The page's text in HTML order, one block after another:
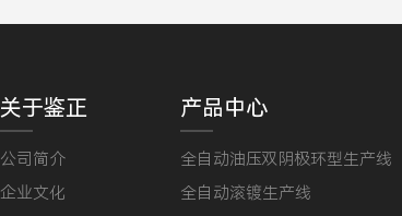
关于鉴正
公司简介
企业文化
产品中心
全自动油压双阴极环型生产线
全自动滚镀生产线